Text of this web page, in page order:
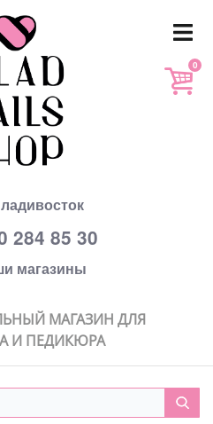
284 85 30
магазины
0
МАГАЗИН ДЛЯ
И ПЕДИКЮРА